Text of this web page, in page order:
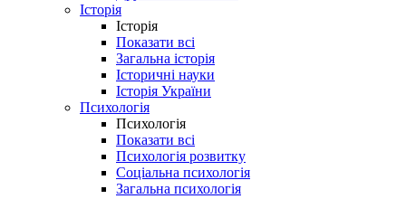
Історія
Історія
Показати всі
Загальна історія
Історичні науки
Історія України
Психологія
Психологія
Показати всі
Психологія розвитку
Соціальна психологія
Загальна психологія